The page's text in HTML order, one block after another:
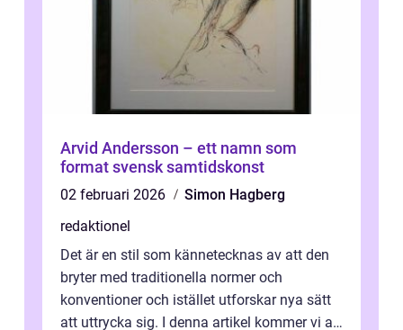
Arvid Andersson – ett namn som
format svensk samtidskonst
02 februari 2026
Simon Hagberg
redaktionel
Det är en stil som kännetecknas av att den
bryter med traditionella normer och
konventioner och istället utforskar nya sätt
att uttrycka sig. I denna artikel kommer vi att